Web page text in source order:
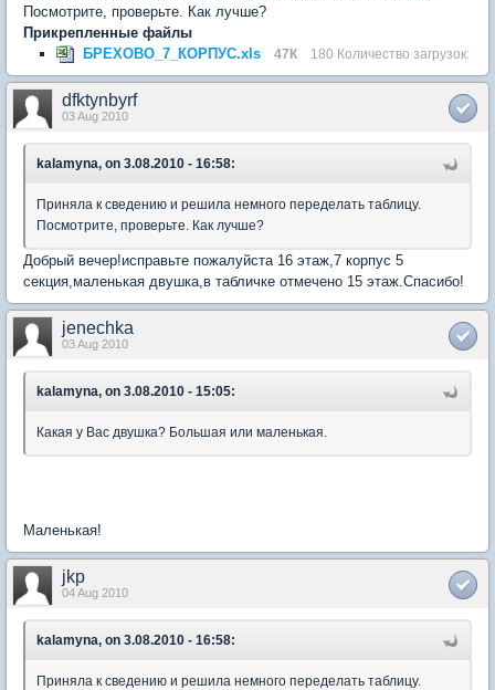
Посмотрите, проверьте. Как лучше?
Прикрепленные файлы
БРЕХОВО_7_КОРПУС.xls
47К 180 Количество загрузок:
dfktynbyrf
03 Aug 2010
kalamyna, on 3.08.2010 - 16:58:
Приняла к сведению и решила немного переделать таблицу.
Посмотрите, проверьте. Как лучше?
Добрый вечер!исправьте пожалуйста 16 этаж,7 корпус 5
секция,маленькая двушка,в табличке отмечено 15 этаж.Спасибо!
jenechka
03 Aug 2010
kalamyna, on 3.08.2010 - 15:05:
Какая у Вас двушка? Большая или маленькая.
Маленькая!
jkp
04 Aug 2010
kalamyna, on 3.08.2010 - 16:58:
Приняла к сведению и решила немного переделать таблицу.